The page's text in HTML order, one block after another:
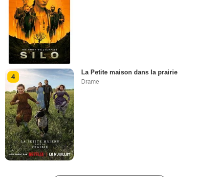
4
La Petite maison dans la prairie
Drame